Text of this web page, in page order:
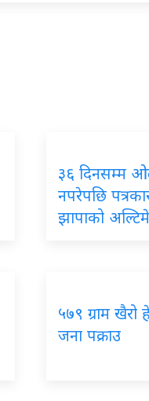
३६ दिनसम्म
नपरेपछि
झापाको
५७९ ग्राम खैरो
जना पक्राउ